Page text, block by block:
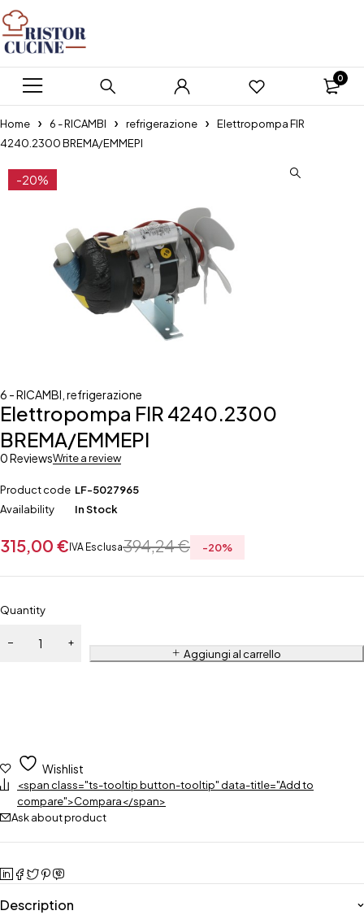
0
Home 6 - RICAMBI refrigerazione
Elettropompa FIR
4240.2300 BREMA/EMMEPI
-20%
6 - RICAMBI refrigerazione
Elettropompa FIR 4240.2300
BREMA/EMMEPI
0 ReviewsWrite a review
Product code LF-5027965
Availability
In Stock
394,24€
315,00 € IVA Esclusa -20%
Quantity
Aggiungi al carrello
Wishlist
<span class="ts-tooltip button-tooltip" data-title="Add to
compare">Compara</span>
Ask about product
Description